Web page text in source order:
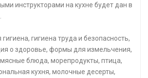
инструкторами на кухне будет дан в
гигиена труда и безопасность,
о здоровье, формы для измельчения,
блюда, морепродукты, птица,
кухня, молочные десерты,